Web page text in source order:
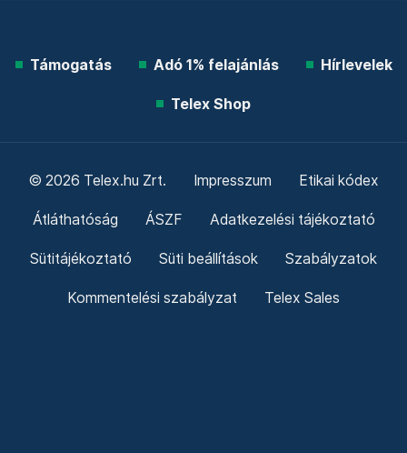
Támogatás Adó 1% felajánlás Hírlevelek
Telex Shop
© 2026 Telex.hu Zrt. Impresszum Etikai kódex
Átláthatóság ÁSZF Adatkezelési tájékoztató
Sütitájékoztató Süti beállítások Szabályzatok
Kommentelési szabályzat Telex Sales